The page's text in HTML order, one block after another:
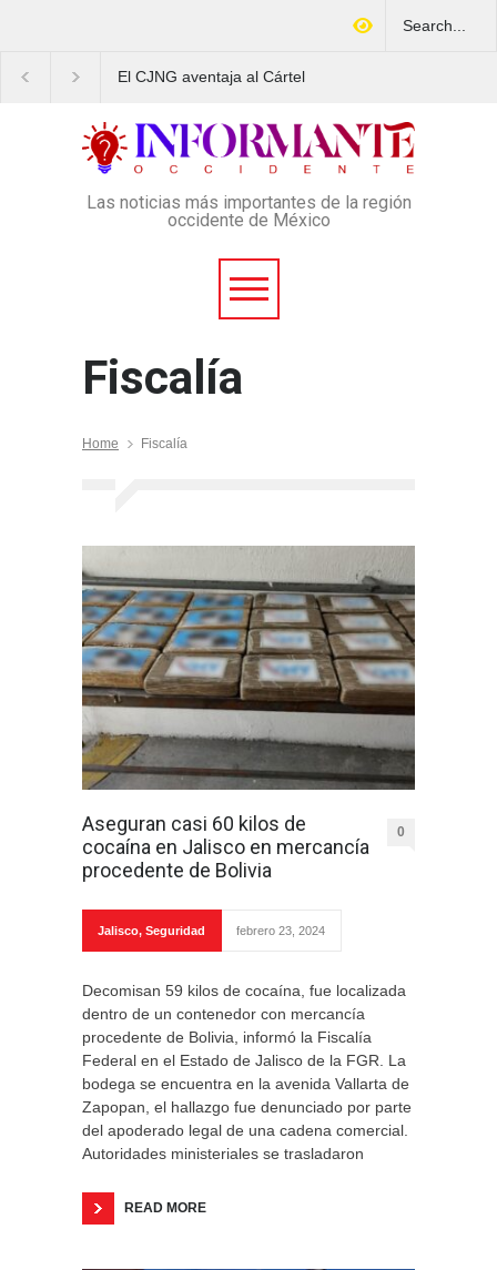
al Cártel
según
Arrestan en Texas a
esquema Ponzi con más de
4 mil afectados
Las noticias más importantes de la región
occidente de México
Fiscalía
Home Fiscalía
Aseguran casi 60 kilos de
cocaína en Jalisco en mercancía
procedente de Bolivia
0
Jalisco, Seguridad febrero 23, 2024
Decomisan 59 kilos de cocaína, fue localizada
dentro de un contenedor con mercancía
procedente de Bolivia, informó la Fiscalía
Federal en el Estado de Jalisco de la FGR. La
bodega se encuentra en la avenida Vallarta de
Zapopan, el hallazgo fue denunciado por parte
del apoderado legal de una cadena comercial.
Autoridades ministeriales se trasladaron
READ MORE